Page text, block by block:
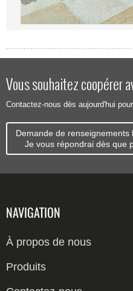
Vous souhaitez coopérer
Contactez-nous dès aujourd'hui
Demande de renseignements
Je vous répondrai dès que
NAVIGATION
À propos de nous
Produits